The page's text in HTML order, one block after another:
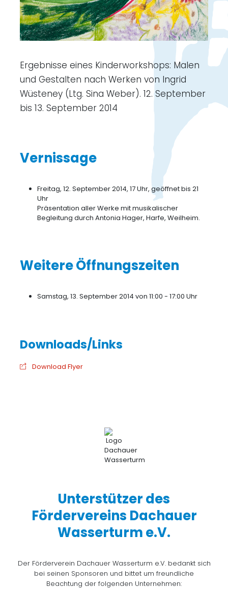
Ergebnisse eines Kinderworkshops: Malen
und Gestalten nach Werken von Ingrid
Wüsteney (Ltg. Sina Weber). 12. September
bis 13. September 2014
Vernissage
Freitag, 12. September 2014, 17 Uhr, geöffnet bis 21
Uhr
Präsentation aller Werke mit musikalischer
Begleitung durch Antonia Hager, Harfe, Weilheim.
Weitere Öffnungszeiten
Samstag, 13. September 2014 von 11:00 - 17:00 Uhr
Download Flyer
Unterstützer des
Fördervereins Dachauer
Wasserturm e.V.
Der Förderverein Dachauer Wasserturm e.V. bedankt sich
bei seinen Sponsoren und bittet um freundliche
Beachtung der folgenden Unternehmen: